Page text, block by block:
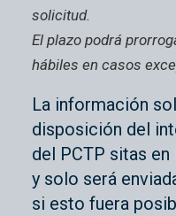
solicitud.
El plazo podrá
hábiles en casos
La información
disposición del
del PCTP sitas
y solo será
si esto fuera